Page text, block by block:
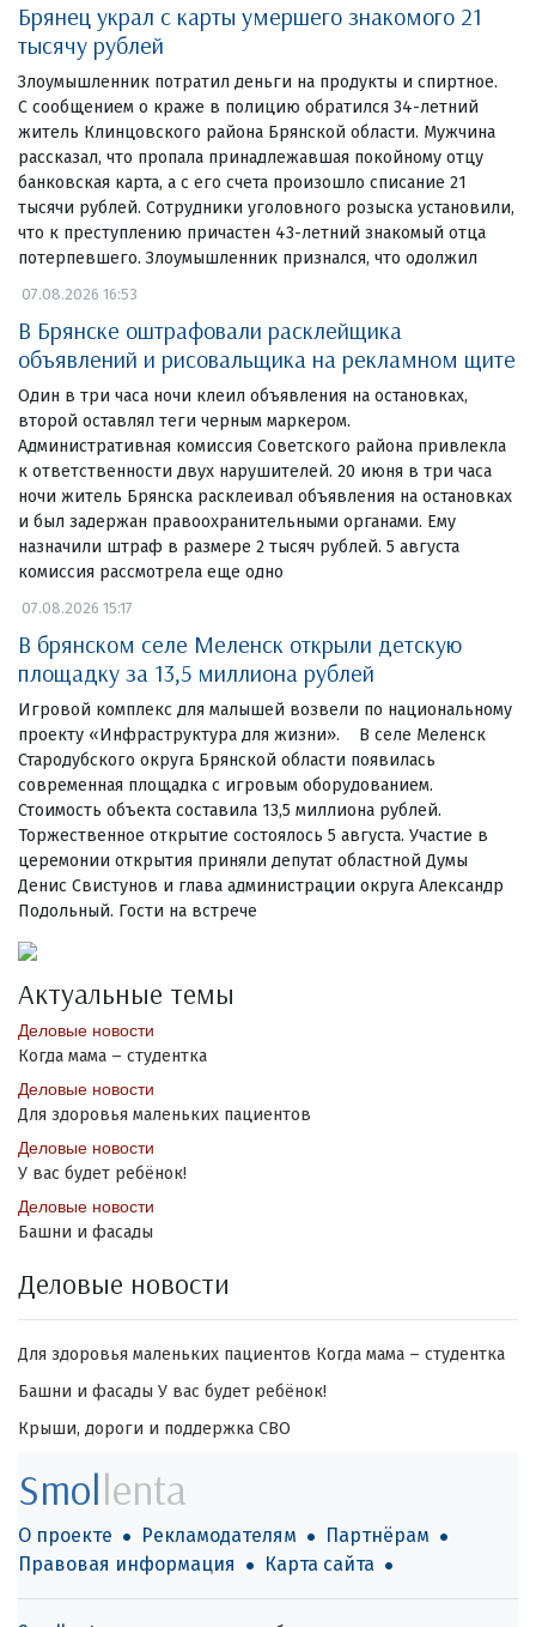
Брянец украл с карты умершего знакомого 21
тысячу рублей
Злоумышленник потратил деньги на продукты и спиртное.
С сообщением о краже в полицию обратился 34-летний
житель Клинцовского района Брянской области. Мужчина
рассказал, что пропала принадлежавшая покойному отцу
банковская карта, а с его счета произошло списание 21
тысячи рублей. Сотрудники уголовного розыска установили,
что к преступлению причастен 43-летний знакомый отца
потерпевшего. Злоумышленник признался, что одолжил
07.08.2026 16:53
В Брянске оштрафовали расклейщика
объявлений и рисовальщика на рекламном щите
Один в три часа ночи клеил объявления на остановках,
второй оставлял теги черным маркером.
Административная комиссия Советского района привлекла
к ответственности двух нарушителей. 20 июня в три часа
ночи житель Брянска расклеивал объявления на остановках
и был задержан правоохранительными органами. Ему
назначили штраф в размере 2 тысяч рублей. 5 августа
комиссия рассмотрела еще одно
07.08.2026 15:17
В брянском селе Меленск открыли детскую
площадку за 13,5 миллиона рублей
Игровой комплекс для малышей возвели по национальному
проекту «Инфраструктура для жизни». В селе Меленск
Стародубского округа Брянской области появилась
современная площадка с игровым оборудованием.
Стоимость объекта составила 13,5 миллиона рублей.
Торжественное открытие состоялось 5 августа. Участие в
церемонии открытия приняли депутат областной Думы
Денис Свистунов и глава администрации округа Александр
Подольный. Гости на встрече
Актуальные темы
Деловые новости
Когда мама – студентка
Деловые новости
Для здоровья маленьких пациентов
Деловые новости
У вас будет ребёнок!
Деловые новости
Башни и фасады
Деловые новости
Для здоровья маленьких пациентов Когда мама – студентка
Башни и фасады У вас будет ребёнок!
Крыши, дороги и поддержка СВО
Smollenta
О проекте Рекламодателям
Партнёрам
Правовая информация
Карта сайта